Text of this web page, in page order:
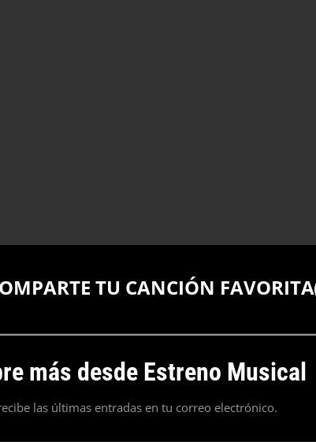
TU CANCIÓN FAVORITA
más desde Estreno Musical
las últimas entradas en tu correo electrónico.